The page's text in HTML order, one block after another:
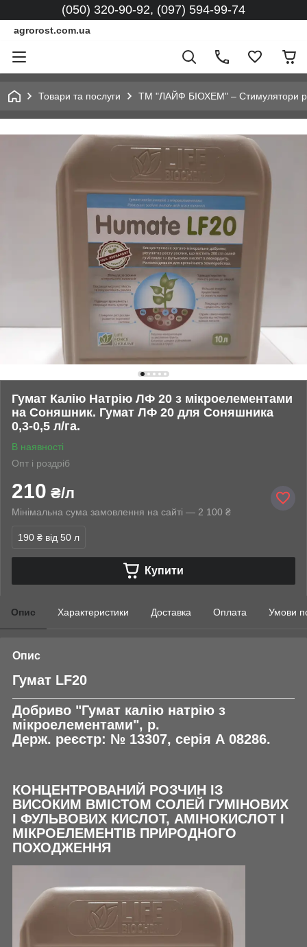
(050) 320-90-92, (097) 594-99-74
agrorost.com.ua
Товари та послуги ТМ "ЛАЙФ БІОХЕМ" – Стимулятори
Гумат Калію Натрію ЛФ 20 з мікроелементами
на Соняшник. Гумат ЛФ 20 для Соняшника
0,3-0,5 л/га.
В наявності
Опт і роздріб
210 ₴/л
Мінімальна сума замовлення на сайті — 2 100 ₴
190 ₴ від 50 л
Купити
Опис Характеристики Доставка Оплата Умови
Опис
Гумат LF20
Добриво "Гумат калію натрію з
мікроелементами", р.
Держ. реєстр: № 13307, серія А 08286.
КОНЦЕНТРОВАНИЙ РОЗЧИН ІЗ
ВИСОКИМ ВМІСТОМ СОЛЕЙ ГУМІНОВИХ
І ФУЛЬВОВИХ КИСЛОТ, АМІНОКИСЛОТ І
МІКРОЕЛЕМЕНТІВ ПРИРОДНОГО
ПОХОДЖЕННЯ